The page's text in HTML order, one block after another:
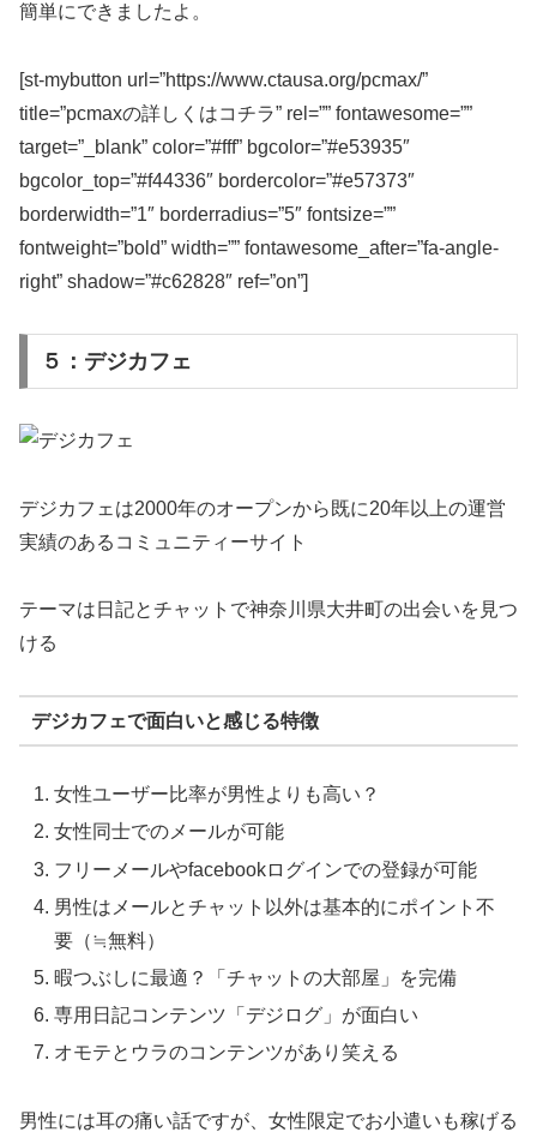
簡単にできましたよ。
[st-mybutton url=”https://www.ctausa.org/pcmax/”
title=”pcmaxの詳しくはコチラ” rel=”” fontawesome=””
target=”_blank” color=”#fff” bgcolor=”#e53935″
bgcolor_top=”#f44336″ bordercolor=”#e57373″
borderwidth=”1″ borderradius=”5″ fontsize=””
fontweight=”bold” width=”” fontawesome_after=”fa-angle-
right” shadow=”#c62828″ ref=”on”]
５：デジカフェ
デジカフェは2000年のオープンから既に20年以上の運営
実績のあるコミュニティーサイト
テーマは日記とチャットで神奈川県大井町の出会いを見つ
ける
デジカフェで面白いと感じる特徴
女性ユーザー比率が男性よりも高い？
女性同士でのメールが可能
フリーメールやfacebookログインでの登録が可能
男性はメールとチャット以外は基本的にポイント不
要（≒無料）
暇つぶしに最適？「チャットの大部屋」を完備
専用日記コンテンツ「デジログ」が面白い
オモテとウラのコンテンツがあり笑える
男性には耳の痛い話ですが、女性限定でお小遣いも稼げる